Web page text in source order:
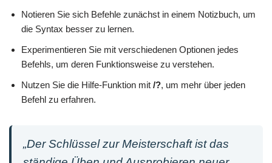
Notieren Sie sich Befehle zunächst in einem Notizbuch, um
die Syntax besser zu lernen.
Experimentieren Sie mit verschiedenen Optionen jedes
Befehls, um deren Funktionsweise zu verstehen.
Nutzen Sie die Hilfe-Funktion mit /?, um mehr über jeden
Befehl zu erfahren.
„Der Schlüssel zur Meisterschaft ist das